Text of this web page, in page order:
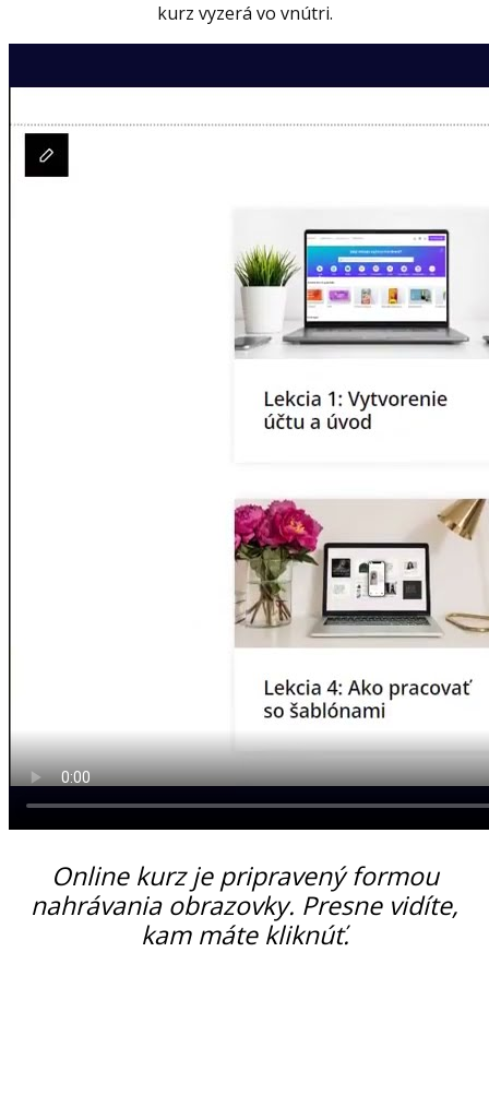
kurz vyzerá vo vnútri.
Online kurz je pripravený formou
nahrávania obrazovky. Presne vidíte,
kam máte kliknúť.